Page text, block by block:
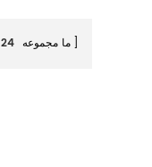
ما مجموعه 24